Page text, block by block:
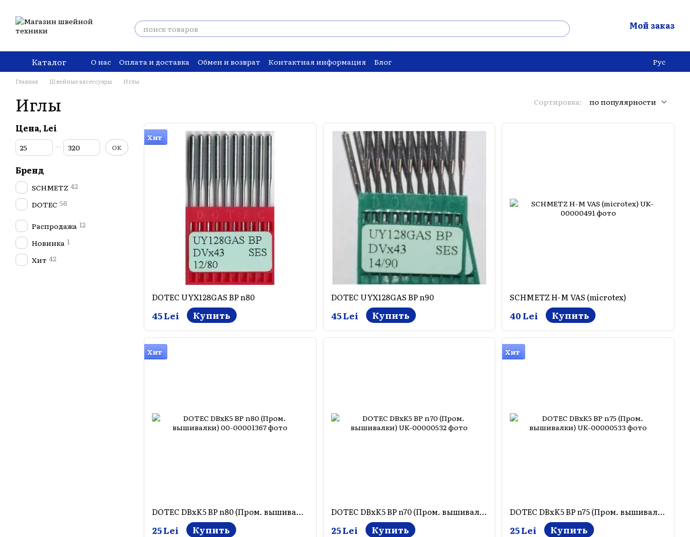
Мой заказ
Каталог О нас Оплата и доставка Обмен и возврат Контактная информация Блог Рус
Главная Швейные аксессуары Иглы
Иглы Сортировка: по популярности
Хит
DOTEC UYX128GAS BP n80
45 Lei Купить
DOTEC UYX128GAS BP n90
45 Lei Купить
SCHMETZ H-M VAS (microtex)
40 Lei Купить
Хит
DOTEC DBxK5 BP n80 (Пром. вышивалки)
25 Lei Купить
DOTEC DBxK5 BP n70 (Пром. вышивалки)
25 Lei Купить
Хит
DOTEC DBxK5 BP n75 (Пром. вышивалки)
25 Lei Купить
Цена, Lei
От Цена, Lei
До Цена, Lei OK
Бренд
SCHMETZ 42
DOTEC 56
Распродажа 12
Новинка 1
Хит 42